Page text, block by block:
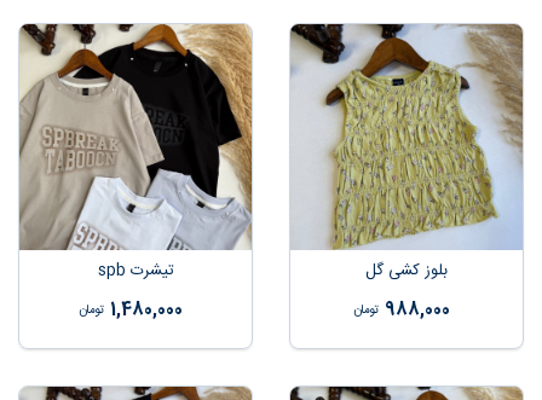
بلوز کشی گل
988,000 تومان
تیشرت spb
1,480,000 تومان